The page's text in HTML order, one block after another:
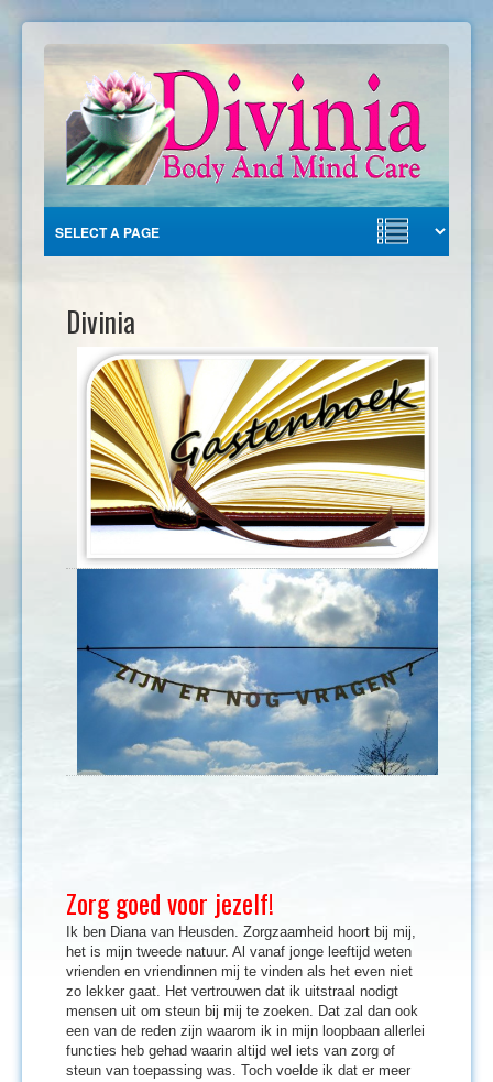
Divinia
Zorg goed voor jezelf!
Ik ben Diana van Heusden. Zorgzaamheid hoort bij mij,
het is mijn tweede natuur. Al vanaf jonge leeftijd weten
vrienden en vriendinnen mij te vinden als het even niet
zo lekker gaat. Het vertrouwen dat ik uitstraal nodigt
mensen uit om steun bij mij te zoeken. Dat zal dan ook
een van de reden zijn waarom ik in mijn loopbaan allerlei
functies heb gehad waarin altijd wel iets van zorg of
steun van toepassing was. Toch voelde ik dat er meer